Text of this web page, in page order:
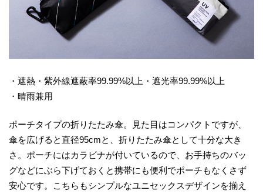
・遮熱・紫外線遮蔽率99.99%以上・遮光率99.99%以上
・晴雨兼用
ポーチタイプの折りたたみ傘。見た目はコンパクトですが、
傘を広げると直径95cmと、折りたたみ傘として十分な大き
さ。ポーチにはカラビナが付いているので、お手持ちのバッ
グなどにぶら下げておくと携帯にも便利でポーチもなくさず
安心です。こちらもシンプルなユニセックスデザインを揃え